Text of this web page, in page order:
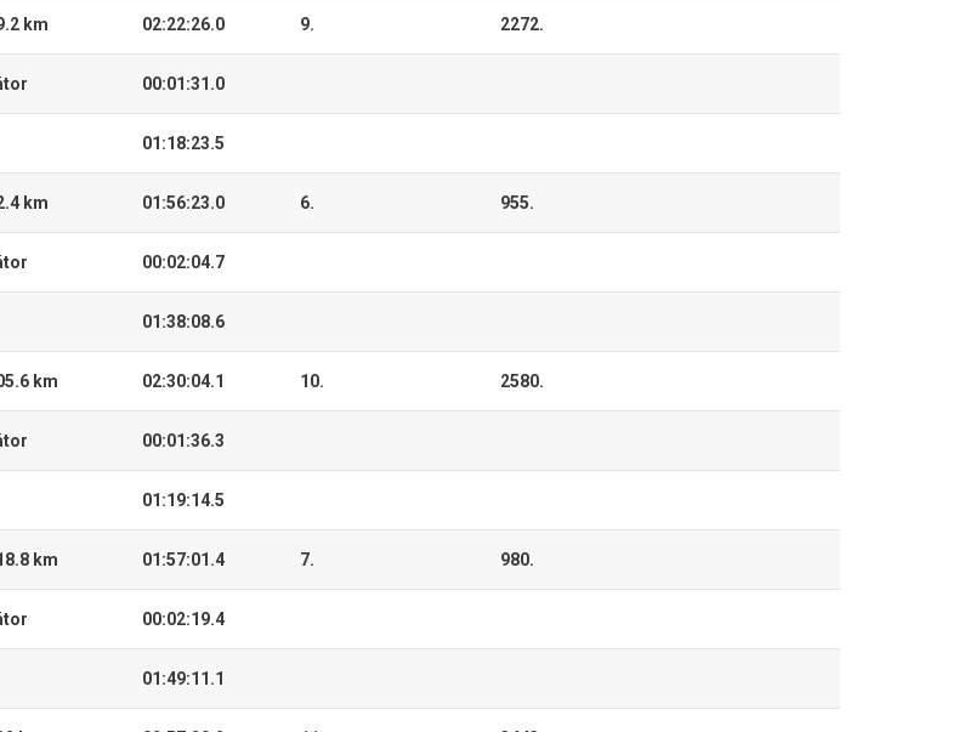
km 02:22:26.0 9. 2272.
00:01:31.0
01:18:23.5
km 01:56:23.0 6. 955.
00:02:04.7
01:38:08.6
km 02:30:04.1 10. 2580.
00:01:36.3
01:19:14.5
km 01:57:01.4 7. 980.
00:02:19.4
01:49:11.1